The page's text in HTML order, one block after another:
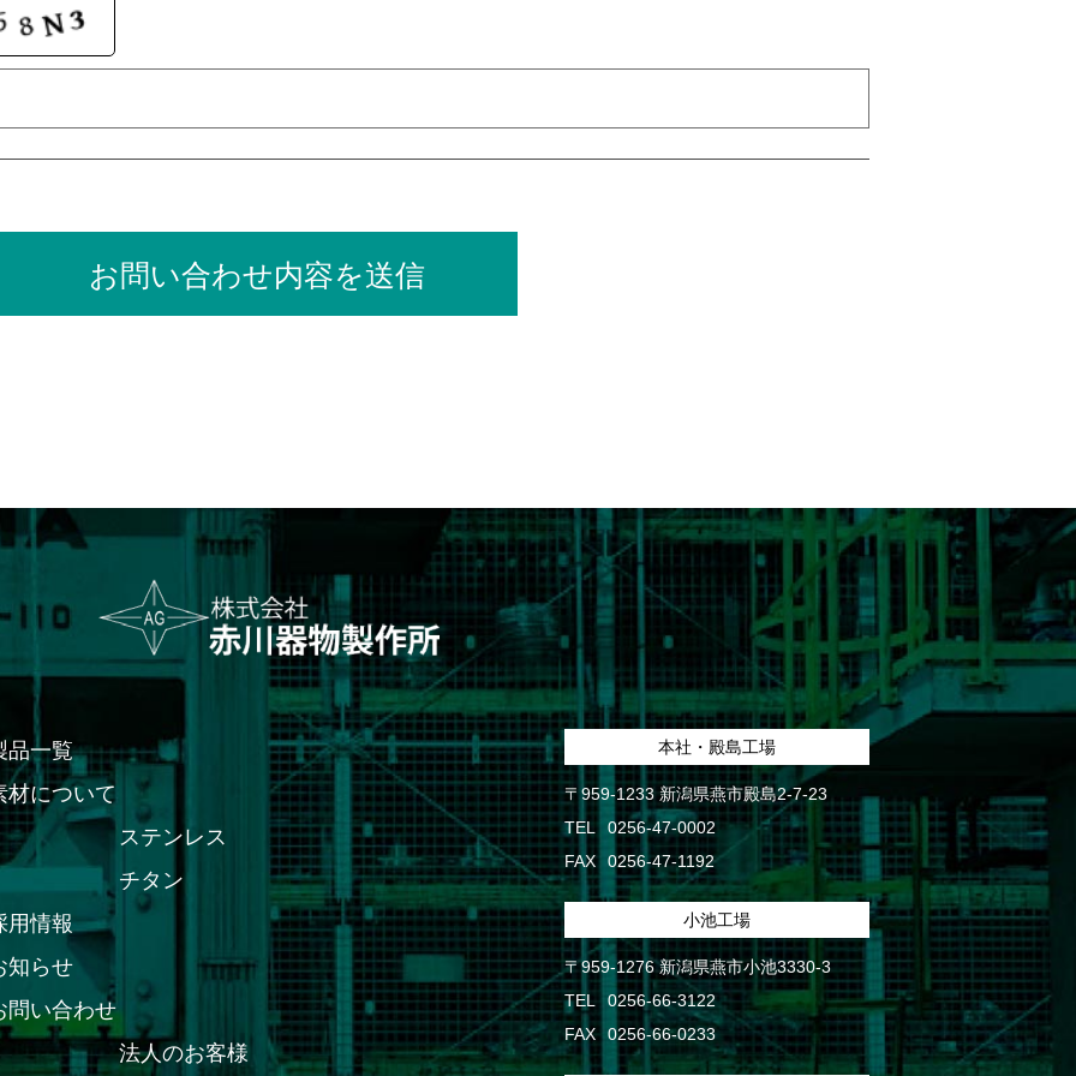
品一覧
材について
ステンレス
チタン
用情報
知らせ
問い合わせ
法人のお客様
本社・殿島工場
〒959-1233 新潟県燕市殿島2-7-23
TEL
0256-47-0002
FAX
0256-47-1192
小池工場
〒959-1276 新潟県燕市小池3330-3
TEL
0256-66-3122
FAX
0256-66-0233